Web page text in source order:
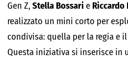
Gen Z, Stella Bossari e Riccardo
realizzato un mini corto per
condivisa: quella per la regia e
Questa iniziativa si inserisce in